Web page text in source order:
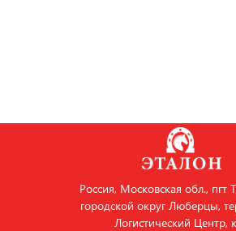
Россия, Московская обл., пгт
городской округ Люберцы,
Логистический Центр,